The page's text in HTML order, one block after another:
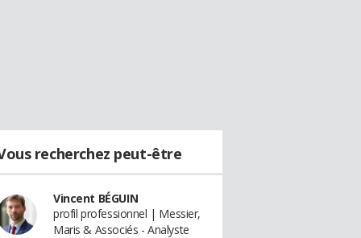
recherchez peut-être
Vincent BÉGUIN
profil professionnel | Messier,
Maris & Associés - Analyste